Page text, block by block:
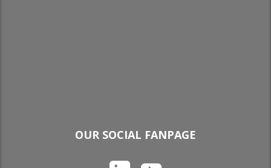
OUR SOCIAL FANPAGE